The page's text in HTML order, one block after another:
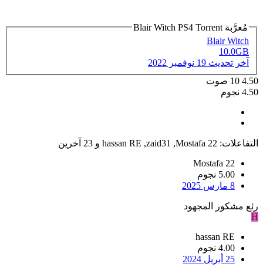
مُعرَّبة Blair Witch PS4 Torrent
Blair Witch
10.0GB
آخر تحديث 19 نوفمبر 2022
4.50
10 صوت
4.50 نجوم
التفاعلات: Mostafa 22
,
zaid31
,
hassan RE و 23 آخرين
Mostafa 22
5.00 نجوم
8 مارس 2025
رئع مشكور المجهود
H
hassan RE
4.00 نجوم
25 أبريل 2024